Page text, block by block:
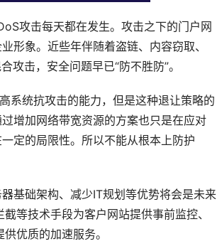
攻击每天都在发生。攻击之下的门户网
形象。近些年伴随着盗链、内容窃取、
击，安全问题早已“防不胜防”。
系统抗攻击的能力，但是这种退让策略的
增加网络带宽资源的方案也只是在应对
定的局限性。所以不能从根本上防护
基础架构、减少IT规划等优势将会是未来
等技术手段为客户网站提供事前监控、
优质的加速服务。